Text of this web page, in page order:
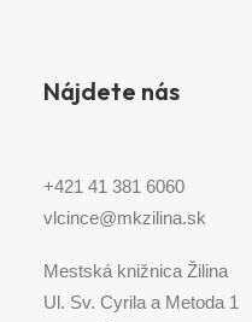
Nájdete nás
+421 41 381 6060
vlcince@mkzilina.sk
Mestská knižnica Žilina
Ul. Sv. Cyrila a Metoda 1